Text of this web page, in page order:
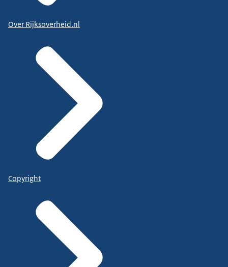
Over Rijksoverheid.nl
Copyright